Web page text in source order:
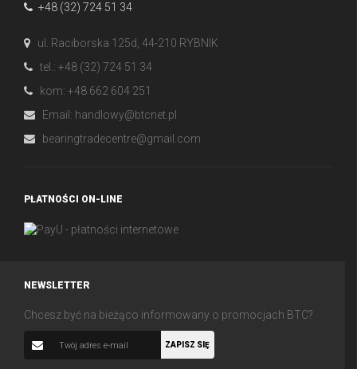
+48 (32) 724 51 34
ul. Raciborska 125d, 44-210 RYBNIK
tel.: +48 (32) 724 51 34
kom: +48 662 604 251
Email: handlowy@btcnet.pl
bearingtradecentre@gmail.com
PŁATNOŚCI ON-LINE
NEWSLETTER
Chcesz być na bieżąco informowany o promocjach BTC?
ZAPISZ SIĘ